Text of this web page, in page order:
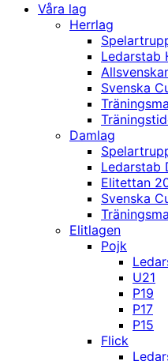
Våra lag
Herrlag
Ledarstab
Svenska
Damlag
Ledarstab
Elitettan
Svenska
Elitlagen
Pojk
U21
P19
P17
P15
Flick